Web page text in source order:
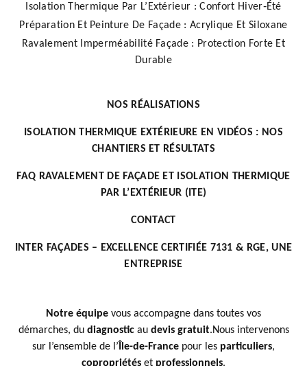
Isolation Thermique Par L’Extérieur : Confort Hiver‑Été
Préparation Et Peinture De Façade : Acrylique Et Siloxane
Ravalement Imperméabilité Façade : Protection Forte Et
Durable
NOS RÉALISATIONS
ISOLATION THERMIQUE EXTÉRIEURE EN VIDÉOS : NOS
CHANTIERS ET RÉSULTATS
FAQ RAVALEMENT DE FAÇADE ET ISOLATION THERMIQUE
PAR L’EXTÉRIEUR (ITE)
CONTACT
INTER FAÇADES – EXCELLENCE CERTIFIÉE 7131 & RGE, UNE
ENTREPRISE
Notre équipe vous accompagne dans toutes vos
démarches, du diagnostic au devis gratuit.Nous intervenons
sur l’ensemble de l’ Île-de-France pour les particuliers,
copropriétés et professionnels.